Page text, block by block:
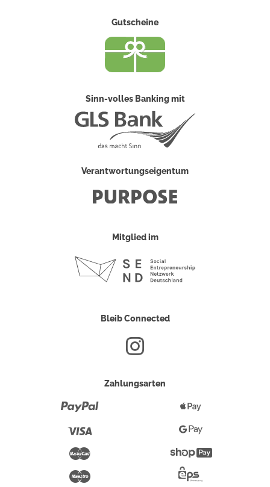
Gutscheine
Sinn-volles Banking mit
Verantwortungseigentum
Mitglied im
Bleib Connected
Zahlungsarten
Maestro
Pay
Google
PayShopify